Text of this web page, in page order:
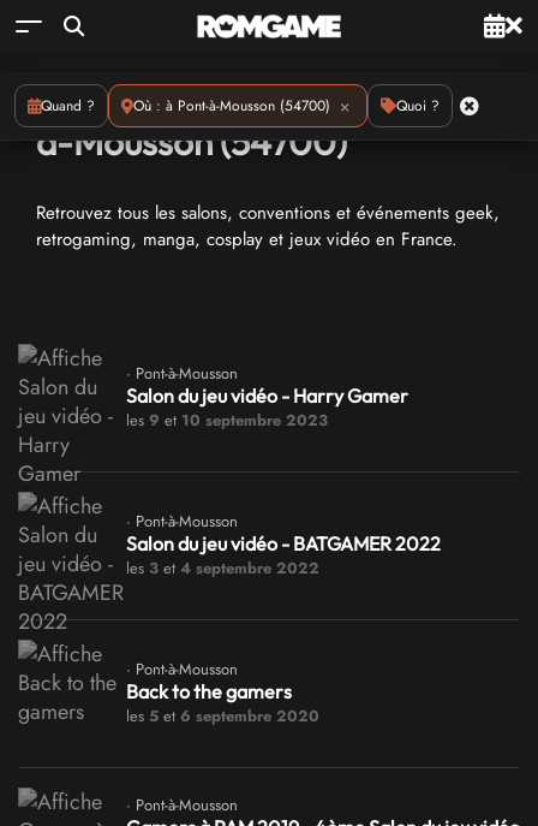
Quand ? Où : à Pont-à-Mousson (54700) × Quoi ?
Conventions geeks : à Pont-
à-Mousson (54700)
Retrouvez tous les salons, conventions et événements geek,
retrogaming, manga, cosplay et jeux vidéo en France.
· Pont-à-Mousson
Salon du jeu vidéo - Harry Gamer
les 9 et 10 septembre 2023
· Pont-à-Mousson
Salon du jeu vidéo - BATGAMER 2022
les 3 et 4 septembre 2022
· Pont-à-Mousson
Back to the gamers
les 5 et 6 septembre 2020
· Pont-à-Mousson